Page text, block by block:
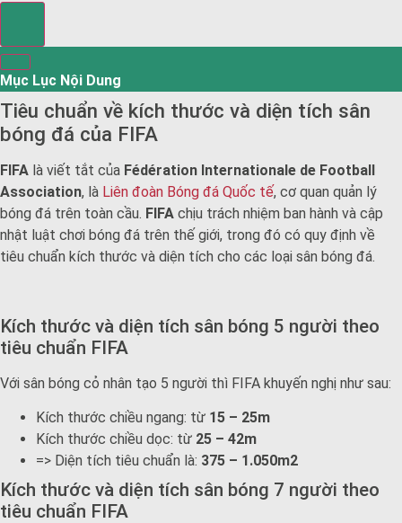
Mục Lục Nội Dung
Tiêu chuẩn về kích thước và diện tích sân
bóng đá của FIFA
FIFA là viết tắt của Fédération Internationale de Football
Association, là Liên đoàn Bóng đá Quốc tế, cơ quan quản lý
bóng đá trên toàn cầu. FIFA chịu trách nhiệm ban hành và cập
nhật luật chơi bóng đá trên thế giới, trong đó có quy định về
tiêu chuẩn kích thước và diện tích cho các loại sân bóng đá.
Kích thước và diện tích sân bóng 5 người theo
tiêu chuẩn FIFA
Với sân bóng cỏ nhân tạo 5 người thì FIFA khuyến nghị như sau:
Kích thước chiều ngang: từ 15 – 25m
Kích thước chiều dọc: từ 25 – 42m
=> Diện tích tiêu chuẩn là: 375 – 1.050m2
Kích thước và diện tích sân bóng 7 người theo
tiêu chuẩn FIFA